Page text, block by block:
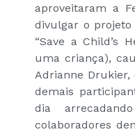
aproveitaram a
divulgar o
“Save a Child’s
uma criança),
Adrianne Drukier,
demais
dia
colaboradores